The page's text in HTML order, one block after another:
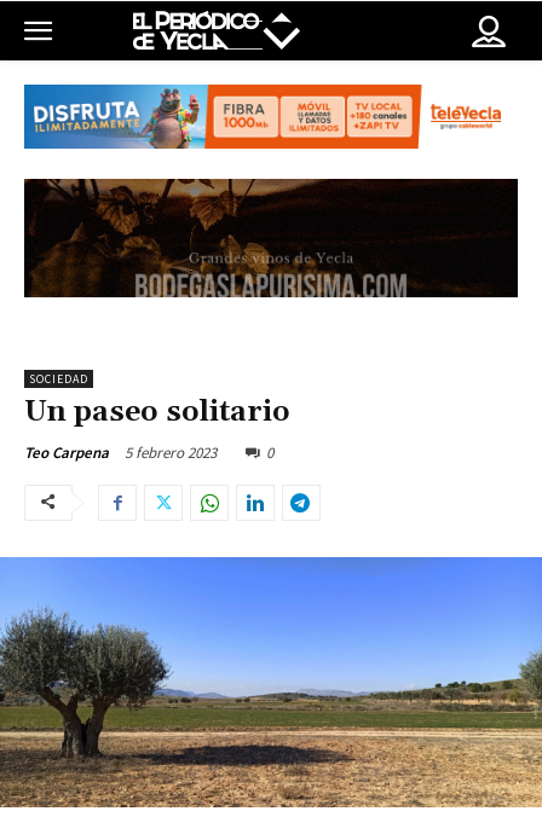
SOCIEDAD
Un paseo solitario
Teo Carpena 5 febrero 2023 0